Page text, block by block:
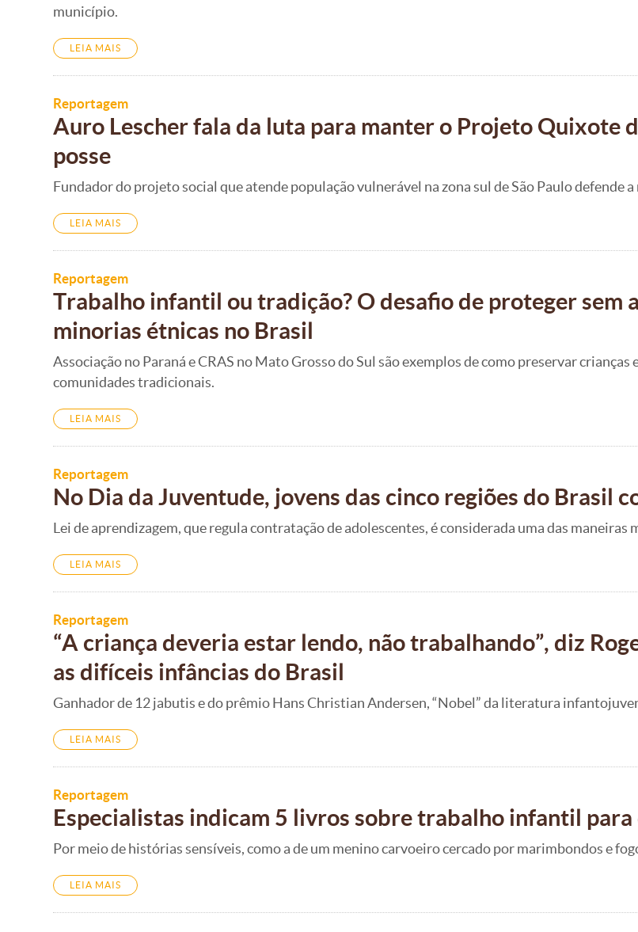
município.
LEIA MAIS
Reportagem
Auro Lescher fala da luta para manter o Projeto Quixote
posse
Fundador do projeto social que atende população vulnerável na zona sul de São Paulo defende
LEIA MAIS
Reportagem
Trabalho infantil ou tradição? O desafio de proteger sem
minorias étnicas no Brasil
Associação no Paraná e CRAS no Mato Grosso do Sul são exemplos de como preservar
comunidades tradicionais.
LEIA MAIS
Reportagem
No Dia da Juventude, jovens das cinco regiões do Brasil
Lei de aprendizagem, que regula contratação de adolescentes, é considerada uma das
LEIA MAIS
Reportagem
“A criança deveria estar lendo, não trabalhando”, diz
as difíceis infâncias do Brasil
Ganhador de 12 jabutis e do prêmio Hans Christian Andersen, “Nobel” da literatura
LEIA MAIS
Reportagem
Especialistas indicam 5 livros sobre trabalho infantil
Por meio de histórias sensíveis, como a de um menino carvoeiro cercado por marimbondos e
LEIA MAIS